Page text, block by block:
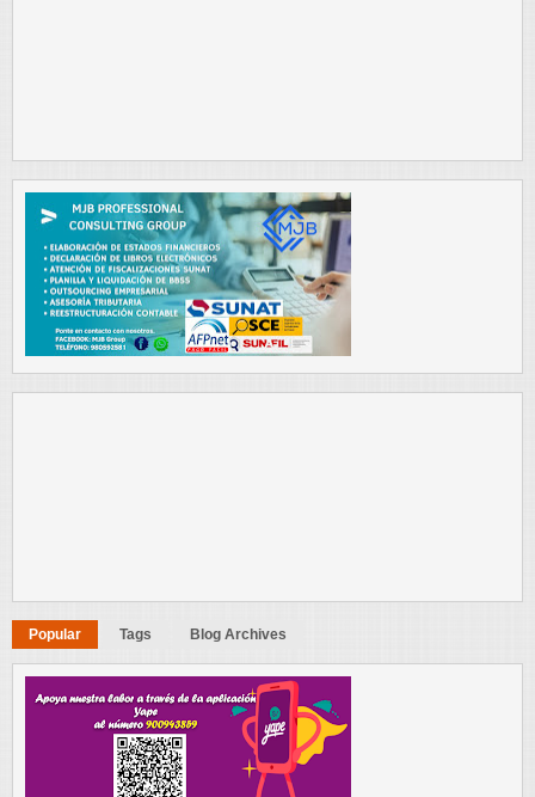
Popular Tags Blog Archives